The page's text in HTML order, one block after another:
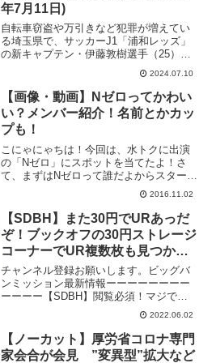
年7月11日)
自転車窃盗や万引きなど犯罪が増えてい
る埼玉県で、サッカーJ1「浦和レッズ」
の新キャプテン・伊藤敦樹選手（25）が
防犯を呼び掛けました。 10日、川口市
で、浦和レッズの新キャプテンに就任し
た伊藤敦樹選手が、買い物客や子どもた
ちに自転車盗難など...
2024.07.10
【画像・動画】Nゼロってかわい
い？メンバー紹介！名前とかカッ
プも！
こにゃにゃちは！今回は、水トクに出演
の「Nゼロ」にスポットを当てたよ！さ
て、まずはNゼロって誰だよからスタート
ｗプロフィールNゼロ（エヌゼロ）は、
2010年5月に立ち上げられた東京都北区赤
羽出身のアイドルプロジェクト、およ
び、その女性アイド...
2016.11.02
【SDBH】また30円でURあっだ
ぞ！ブックオフの30円ストレージ
コーナーでUR複数枚も見つかっ
たぞ！【スーパードラゴンボール
ヒーローズ 30円コーナー】
チャンネル登録お願いします。ビッグバ
ンミッション最新情報ーーーーーーーー
ーーーー【SDBH】閲覧必須！マジで好
評だったので特別に女の全裸カード大公
開します！！【スーパードラゴンボール
ヒーローズ セクシーカード】
【SDBH】これは抜けるわ！こ...
2022.06.02
【ノーカット】厚労省コロナ専門
家会合が会見 ”変異型”拡大など